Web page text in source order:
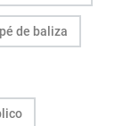
de baliza